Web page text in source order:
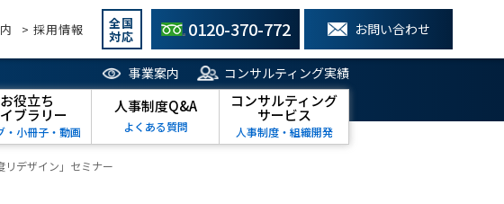
> 採用情報 全国
対応 0120-370-772 お問い合わせ
事業案内 コンサルティング実績
お役立ち
ブラリー
・小冊子・動画
人事制度Q&A
よくある質問
コンサルティング
サービス
人事制度・組織開発
デザイン」セミナー